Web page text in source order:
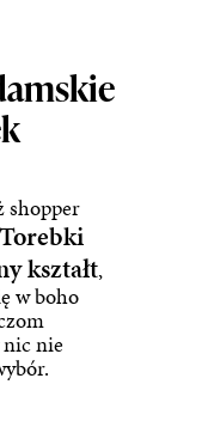
shopper
Torebki
kształt,
w boho
nic nie